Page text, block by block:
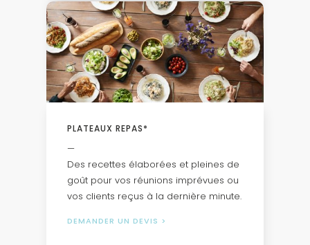
PLATEAUX REPAS*
—
Des recettes élaborées et pleines de
goût pour vos réunions imprévues ou
vos clients reçus à la dernière minute.
DEMANDER UN DEVIS >